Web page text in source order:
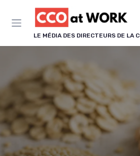
LE MÉDIA DES DIRECTEURS DE LA
Panneau de gestion des cookies